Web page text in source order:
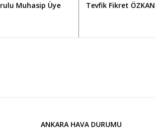
Muhasip Üye Tevfik Fikret ÖZKAN
ANKARA HAVA DURUMU